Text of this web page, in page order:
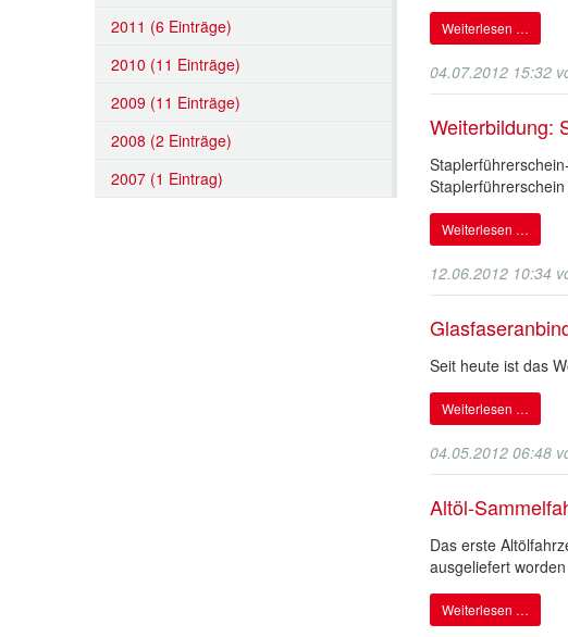
2011 (6 Einträge)
2010 (11 Einträge)
2009 (11 Einträge)
2008 (2 Einträge)
2007 (1 Eintrag)
Weiterlesen …
04.07.2012 15:32
Weiterbildung:
Weiterlesen …
12.06.2012 10:34
Seit heute ist das
Weiterlesen …
04.05.2012 06:48
Altöl-
Das erste
ausgeliefert
Weiterlesen …